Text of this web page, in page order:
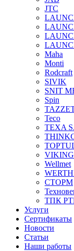
JTC
Maha
Monti
Rodcraft
SIVIK
SNIT
Spin
Teco
TEXA
Wellmet
СТОРМ
ТПК
Услуги
Сертификаты
Новости
Статьи
Наши работы